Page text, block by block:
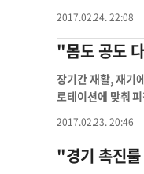
련으로 6-4 역전승
타로 침묵했다. 최지만은 필라델피아 필리스와의 시범경기에 교체 출전해 2타수 무안타를 기록했다.양키스는 필라델피아를 9-4로 꺾고 기분 좋은
시범경기 첫 승을
2017.02.24. 22:08
"몸도 공도
장기간 재활, 재기
로테이션에 맞춰
저리그 최고 투수
로 그다. 5년째 함께 하고
펜피칭을 하는 것만 봐도
2017.02.23. 20:46
"경기 촉진